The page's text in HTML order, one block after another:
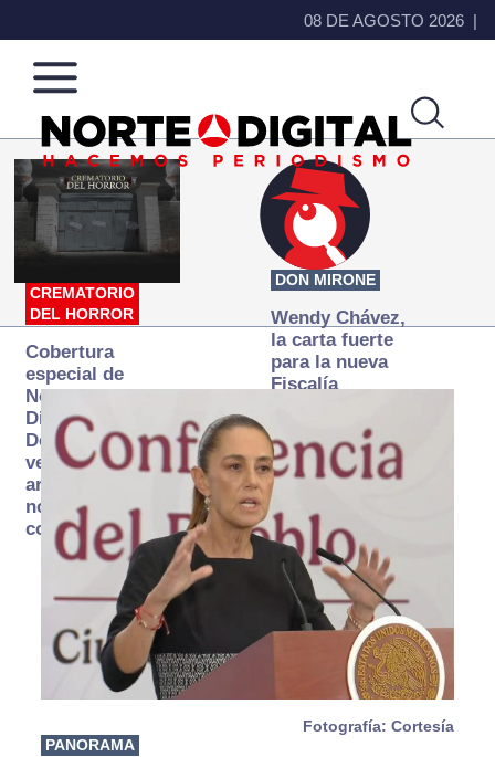
08 DE AGOSTO 2026
Norte
de
Ciudad
Más
que
noticias,
hacemos periodismo
CREMATORIO
DEL HORROR
Cobertura
especial de
Norte
Digital:
Donde la
verdad
arde… pero
no se
consume
DON MIRONE
Wendy Chávez,
la carta fuerte
para la nueva
Fiscalía
Fotografía: Cortesía
PANORAMA